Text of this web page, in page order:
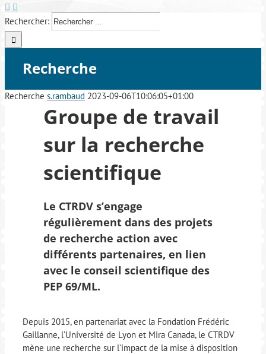
Rechercher:
Recherche
Recherche s.rambaud 2023-09-06T10:06:05+01:00
Groupe de travail
sur la recherche
scientifique
Le CTRDV s’engage
régulièrement dans des projets
de recherche action avec
différents partenaires, en lien
avec le conseil scientifique des
PEP 69/ML.
Depuis 2015, en partenariat avec la Fondation Frédéric
Gaillanne, l’Université de Lyon et Mira Canada, le CTRDV
mène une recherche sur l’impact de la mise à disposition